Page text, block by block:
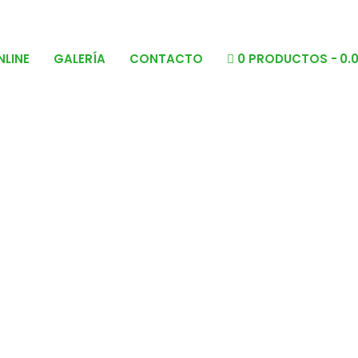
GALERÍA CONTACTO 0 PRODUCTOS